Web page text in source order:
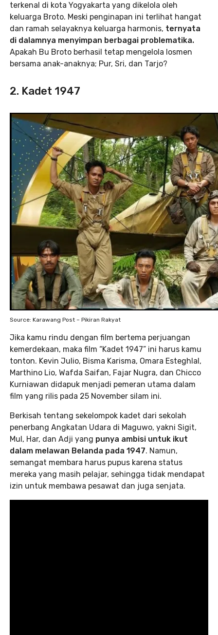
terkenal di kota Yogyakarta yang dikelola oleh
keluarga Broto. Meski penginapan ini terlihat hangat
dan ramah selayaknya keluarga harmonis, ternyata
di dalamnya menyimpan berbagai problematika.
Apakah Bu Broto berhasil tetap mengelola losmen
bersama anak-anaknya; Pur, Sri, dan Tarjo?
2. Kadet 1947
Source: Karawang Post – Pikiran Rakyat
Jika kamu rindu dengan film bertema perjuangan
kemerdekaan, maka film “Kadet 1947” ini harus kamu
tonton. Kevin Julio, Bisma Karisma, Omara Esteghlal,
Marthino Lio, Wafda Saifan, Fajar Nugra, dan Chicco
Kurniawan didapuk menjadi pemeran utama dalam
film yang rilis pada 25 November silam ini.
Berkisah tentang sekelompok kadet dari sekolah
penerbang Angkatan Udara di Maguwo, yakni Sigit,
Mul, Har, dan Adji yang punya ambisi untuk ikut
dalam melawan Belanda pada 1947. Namun,
semangat membara harus pupus karena status
mereka yang masih pelajar, sehingga tidak mendapat
izin untuk membawa pesawat dan juga senjata.